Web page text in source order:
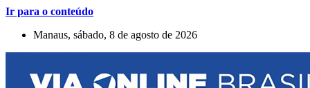
Ir para o conteúdo
Manaus, sábado, 8 de agosto de 2026